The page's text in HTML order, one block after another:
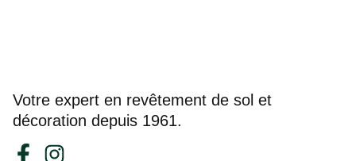
Votre expert en revêtement de sol et
décoration depuis 1961.